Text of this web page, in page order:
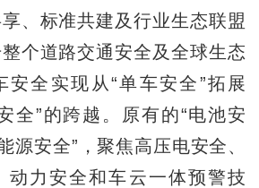
、标准共建及行业生态联盟
个道路交通安全及全球生态
安全实现从“单车安全”拓展
全”的跨越。原有的“电池安
源安全”，聚焦高压电安全、
动力安全和车云一体预警技